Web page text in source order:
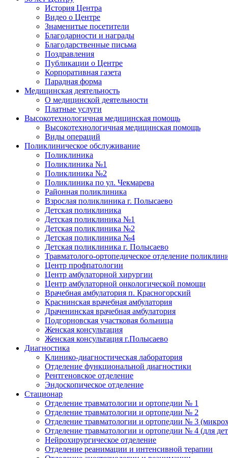
История Центра
Видео о Центре
Знаменитые посетители
Благодарности и награды
Благодарственные письма
Поздравления
Публикации о Центре
Корпоративная газета
Парадная форма
Медицинская деятельность
О медицинской деятельности
Платные услуги
Высокотехнологичная медицинская помощь
Высокотехнологичная медицинская помощь
Виды операций
Поликлиническое обслуживание
Поликлиника
Поликлиника №1
Поликлиника №2
Поликлиника по ул. Чекмарева
Районная поликлиника
Взрослая поликлиника г. Полысаево
Детская поликлиника
Детская поликлиника №1
Детская поликлиника №2
Детская поликлиника №4
Детская поликлиника г. Полысаево
Травматолого-ортопедическое отделение
Центр профпатологии
Центр амбулаторной хирургии
Центр амбулаторной онкологической помощи
Врачебная амбулатория п. Красногорский
Краснинская врачебная амбулатория
Драченинская врачебная амбулатория
Подгорновская участковая больница
Женская консультация
Женская консультация г.Полысаево
Диагностика
Клинико-диагностическая лаборатория
Отделение функциональной диагностики
Рентгеновское отделение
Эндоскопическое отделение
Стационар
Отделение травматологии и ортопедии № 1
Отделение травматологии и ортопедии № 2
Отделение травматологии и ортопедии № 3
Отделение травматологии и ортопедии № 4 (для
Нейрохирургическое отделение
Отделение реанимации и интенсивной терапии